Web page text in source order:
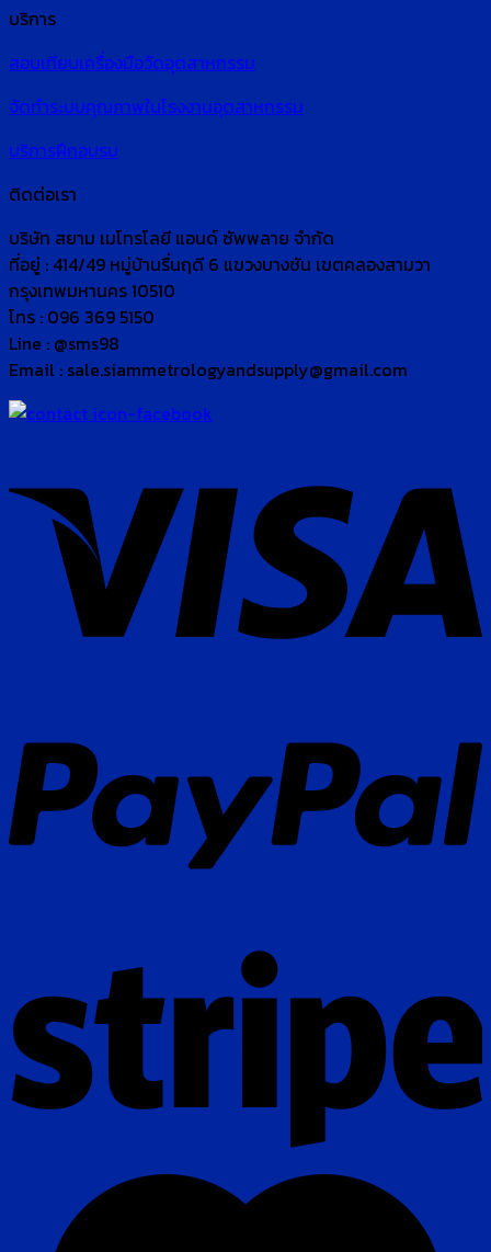
บริการ
สอบเทียบเครื่องมือวัดอุตสาหกรรม
จัดทำระบบคุณภาพในโรงงานอุตสาหกรรม
บริการฝึกอบรม
ติดต่อเรา
บริษัท สยาม เมโทรโลยี แอนด์ ซัพพลาย จำกัด
ที่อยู่ : 414/49 หมู่บ้านรื่นฤดี 6 แขวงบางชัน เขตคลองสามวา
กรุงเทพมหานคร 10510
โทร : 096 369 5150
Line : @sms98
Email : sale.siammetrologyandsupply@gmail.com